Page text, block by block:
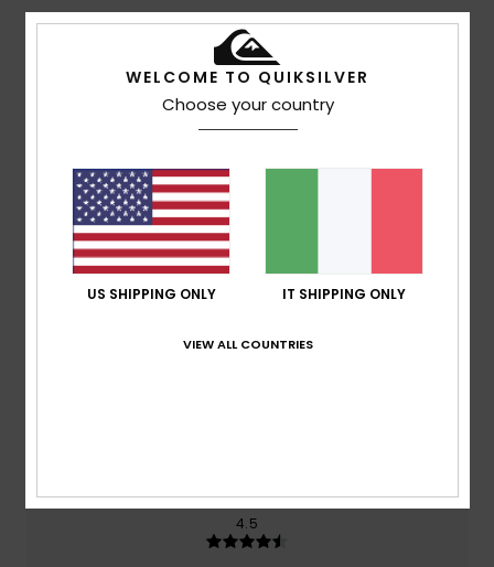
Punteggio medio
4.5/5
Il 100% dei nostri clienti consiglia questo prodotto
Comfort
4.0
Colore
4.5
WELCOME TO QUIKSILVER
Choose your country
US SHIPPING ONLY IT SHIPPING ONLY
VIEW ALL COUNTRIES